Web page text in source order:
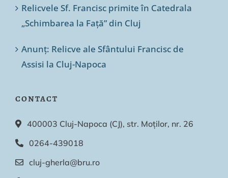
Relicvele Sf. Francisc primite în Catedrala
„Schimbarea la Față” din Cluj
Anunț: Relicve ale Sfântului Francisc de
Assisi la Cluj-Napoca
CONTACT
400003 Cluj-Napoca (CJ), str. Moților, nr. 26
0264-439018
cluj-gherla@bru.ro